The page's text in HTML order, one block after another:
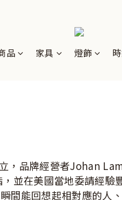
品 家具 燈飾
，品牌經營者Johan
並在美國當地委請經驗
間能回想起相對應的